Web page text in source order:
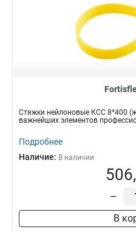
Стяжки нейлоновые КСС 8*400
важнейших элементов
Подробнее
Наличие: В наличии
–
В